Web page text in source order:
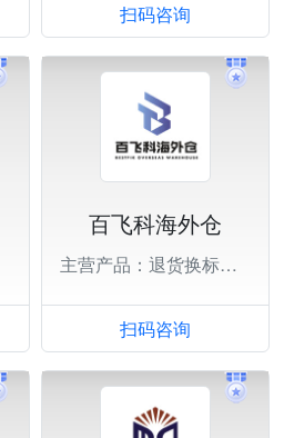
扫码咨询
百飞科海外仓
主营产品：退货换标，一件代发，大货中转。
扫码咨询